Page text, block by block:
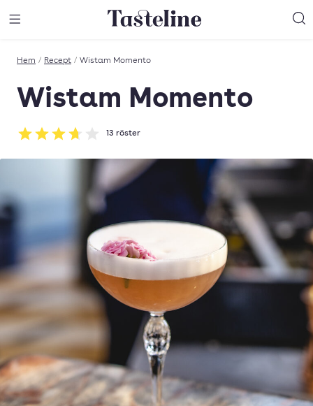
Till Tastelines startsida
Hem / Recept / Wistam Momento
Wistam Momento
Betyg: 3.69 av 5
13 röster